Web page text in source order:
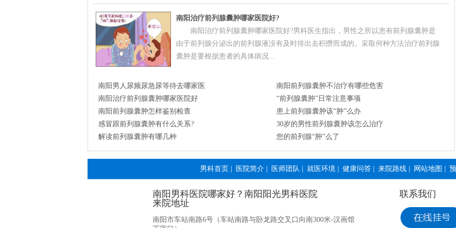
南阳治疗前列腺囊肿哪家医院好?
南阳治疗前列腺囊肿哪家医院好?男科医生指出，男性之所以患有前列腺囊肿是
由于前列腺分泌出的前列腺液没有及时排出去积攒而成的。采取何种方法治疗前列腺
囊肿是要根据患者的具体病况...
南阳男人尿频尿急尿等待去哪家医
南阳前列腺囊肿不治疗有哪些危害
南阳治疗前列腺囊肿哪家医院好
“前列腺囊肿”日常注意事项
南阳前列腺囊肿怎样鉴别检查
患上前列腺囊肿该“肿”么办
感冒跟前列腺囊肿有什么关系?
30岁的男性前列腺囊肿该怎么治疗
解读前列腺囊肿有哪几种
您的前列腺“肿”么了
男科首页 医院简介 医师团队 就医环境 健康问答 来院路线 网站地图
南阳男科医院哪家好？南阳阳光男科医院
来院地址
南阳市车站南路6号（车站南路与卧龙路交叉口向南300米-汉画馆
联系我们